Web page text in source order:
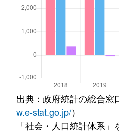
出典：政府統計の総合窓
w.e-stat.go.jp/）
「社会・人口統計体系